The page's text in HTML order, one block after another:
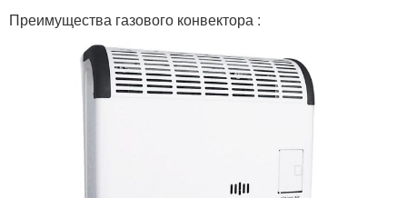
Преимущества газового конвектора :